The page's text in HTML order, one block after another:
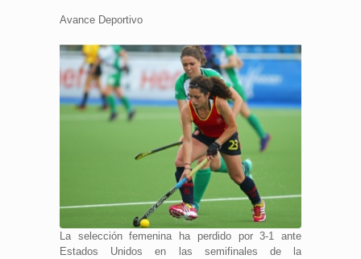
Avance Deportivo
La selección femenina ha perdido por 3-1 ante
Estados Unidos en las semifinales de la